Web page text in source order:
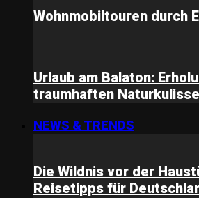
Wohnmobiltouren durch
Urlaub am Balaton:
traumhaften Naturkulisse
NEWS & TRENDS
Die Wildnis vor der
Reisetipps für